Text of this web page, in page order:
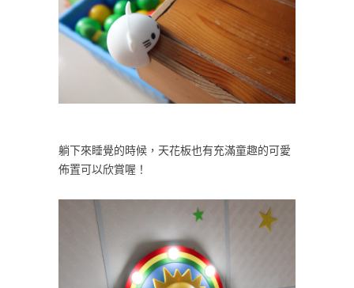
躺下來睡覺的時候，天花板也有充滿童趣的可愛
佈置可以欣賞喔！